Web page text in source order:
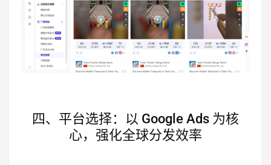
四、平台选择：以 Google Ads 为核
心，强化全球分发效率